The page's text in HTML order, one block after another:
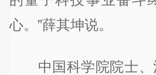
心。”薛其坤说。
中国科学院院士、